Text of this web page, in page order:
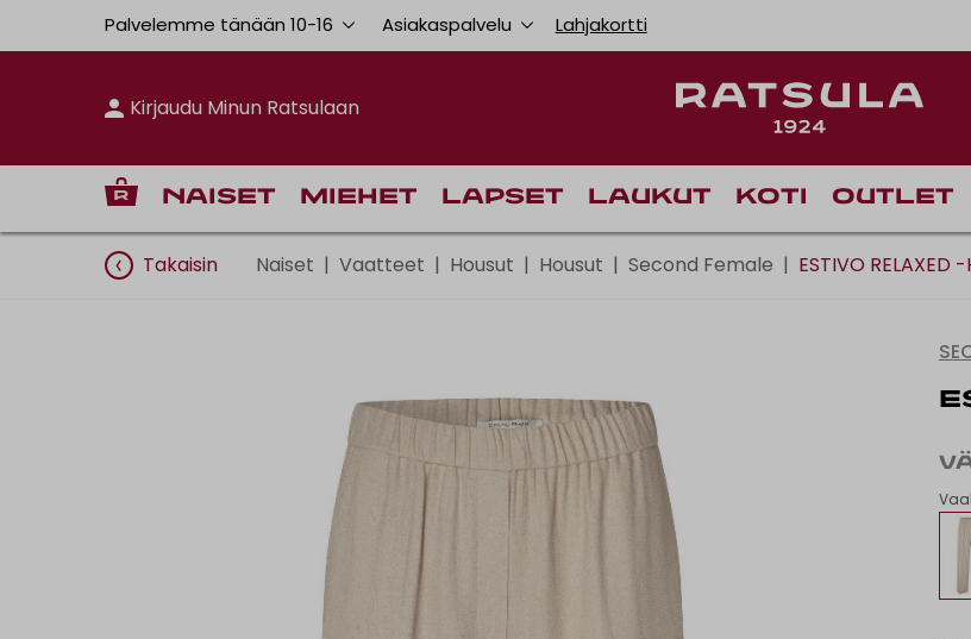
Palvelemme tänään 10-16 Asiakaspalvelu Lahjakortti
Kirjaudu Minun Ratsulaan
Naiset Miehet Lapset Laukut Koti Outlet
Takaisin Naiset | Vaatteet | Housut | Housut | Second Female | ESTIVO RELAXED